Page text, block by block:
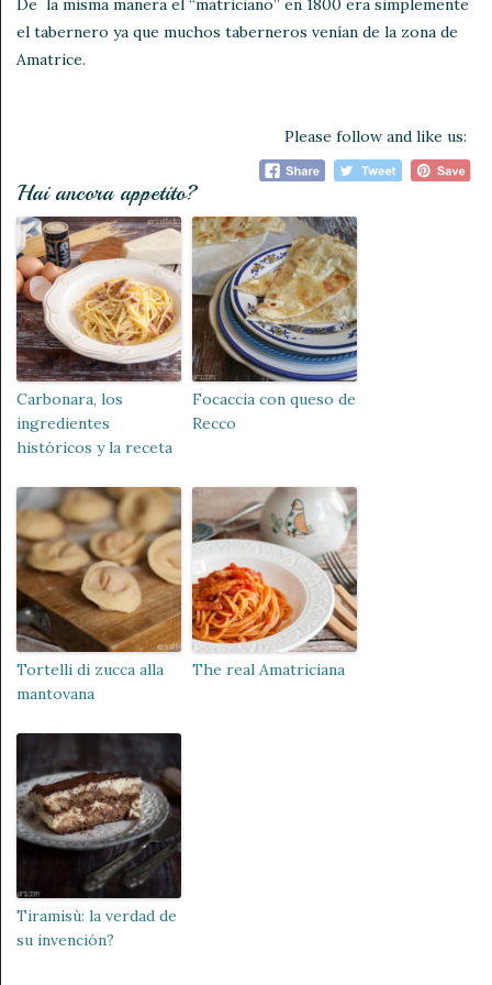
De la misma manera el “matriciano” en 1800 era simplemente
el tabernero ya que muchos taberneros venían de la zona de
Amatrice.
Please follow and like us:
Hai ancora appetito?
Carbonara, los
ingredientes
históricos y la receta
Focaccia con queso de
Recco
Tortelli di zucca alla
mantovana
The real Amatriciana
Tiramisù: la verdad de
su invención?